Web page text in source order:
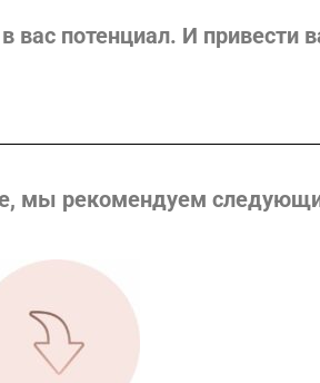
потенциал. И привести
мы рекомендуем